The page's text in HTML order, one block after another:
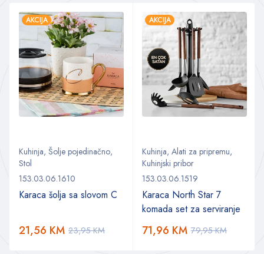
AKCIJA
Kuhinja, Šolje pojedinačno,
Stol
153.03.06.1610
Karaca šolja sa slovom C
23,95KM
21,56 KM
AKCIJA
Kuhinja, Alati za pripremu,
Kuhinjski pribor
153.03.06.1519
Karaca North Star 7
komada set za serviranje
79,95KM
71,96 KM